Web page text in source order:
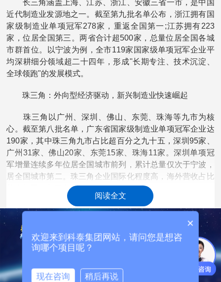
长三角涵盖上海、江苏、浙江、安徽三省一市，是中国
近代制造业发源地之一。截至第九批名单公布，浙江拥有国
家级制造业单项冠军278家，重返全国第一;江苏拥有223
家，位居全国第三。两省合计超500家，总量位居全国各城
市群首位。以宁波为例，全市119家国家级单项冠军企业平
均深耕细分领域超二十四年，形成"长期专注、技术沉淀、
全球领跑"的发展模式。
珠三角：外向型经济驱动，新兴制造业快速崛起
珠三角以广州、深圳、佛山、东莞、珠海等九市为核
心。截至第八批名单，广东省国家级制造业单项冠军企业达
190家，其中珠三角九市占比超百分之九十五，深圳95家、
广州31家、佛山20家、东莞15家、珠海11家。深圳单项冠
军增量连续多年位居全国城市前列，累计总量仅次于宁波，
居全国城市第二。珠三角企业国际化程度高，海外营收占比
普遍超百分之三十。
阅读全文
×
欢迎来到科泰集团网站，请问您是想咨
询哪个项目呢？
现在咨询 稍后再说